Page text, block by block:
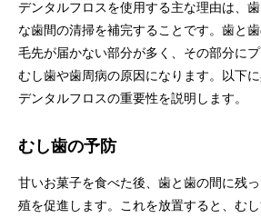
デンタルフロスを使用する主な理由は、
な歯間の清掃を補完することです。歯と
毛先が届かない部分が多く、その部分にプ
むし歯や歯周病の原因になります。以下に
デンタルフロスの重要性を説明します。
むし歯の予防
甘いお菓子を食べた後、歯と歯の間に残
殖を促進します。これを放置すると、むし